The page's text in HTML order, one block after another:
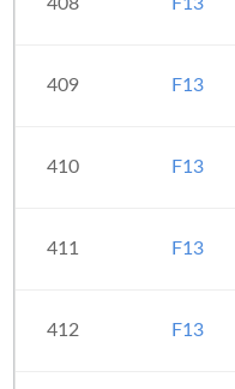
409 F13
410 F13
411 F13
412 F13